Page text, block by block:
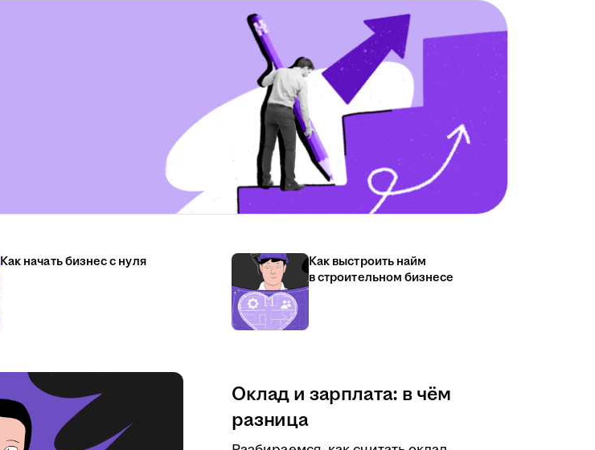
Как начать бизнес с нуля
Как выстроить найм
в строительном бизнесе
Оклад и зарплата: в чём
разница